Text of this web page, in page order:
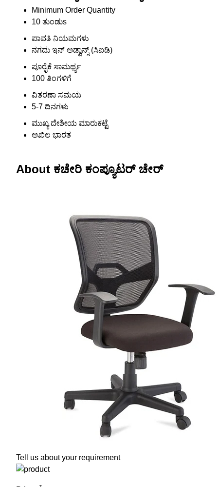
Minimum Order Quantity
10 ತುಂಡುs
ಪಾವತಿ ನಿಯಮಗಳು
ನಗದು ಇನ್ ಅಡ್ವಾನ್ಸ್ (ಸಿಐಡಿ)
ಪೂರೈಕೆ ಸಾಮರ್ಥ್ಯ
100 ತಿಂಗಳಿಗೆ
ವಿತರಣಾ ಸಮಯ
5-7 ದಿನಗಳು
ಮುಖ್ಯ ದೇಶೀಯ ಮಾರುಕಟ್ಟೆ
ಅಖಿಲ ಭಾರತ
About ಕಚೇರಿ ಕಂಪ್ಯೂಟರ್ ಚೇರ್
Tell us about your requirement